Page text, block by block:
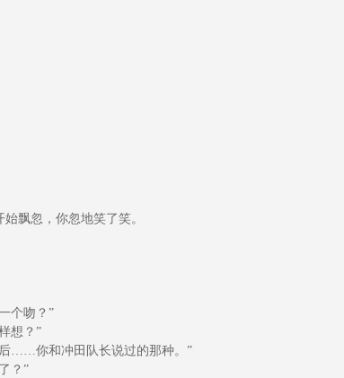
飘忽，你忽地笑了笑。
个吻？”
想？”
……你和冲田队长说过的那种。”
？”